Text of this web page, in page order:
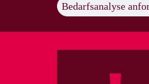
Bedarfsanalyse